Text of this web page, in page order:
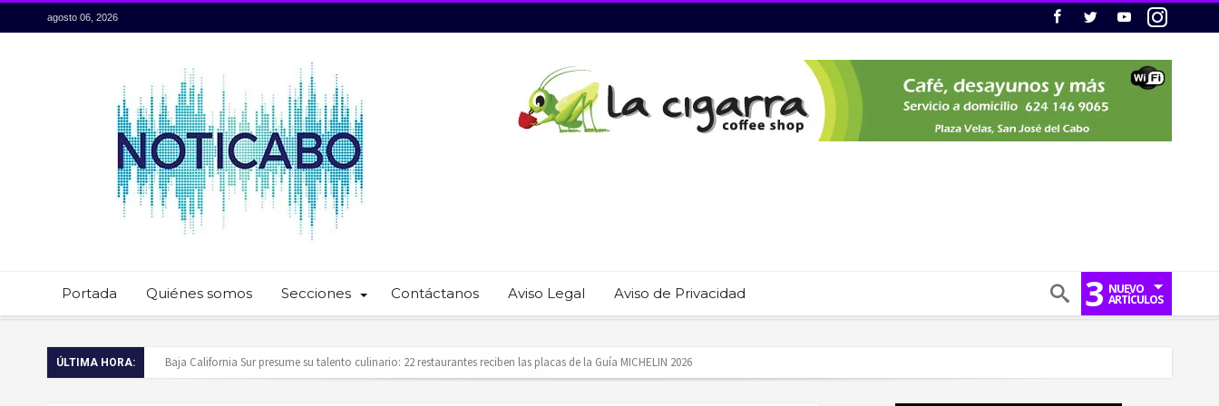
agosto 06, 2026
Portada Quiénes somos Secciones Contáctanos Aviso Legal Aviso de Privacidad 3 NUEVO
ARTÍCULOS
ÚLTIMA HORA:
Servidores públicos realizan recorridos para la prevención del trabajo infantil en Cabo San Lucas